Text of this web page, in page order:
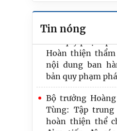
chứng bằng 2
nghiệm
Tin nóng
Hồ sơ dự án
bản quy phạm
Hoàn thiện thẩm
nội dung ban
bản quy phạm
Bộ trưởng Hoàng
Tùng: Tập trung
hoàn thiện thể
đảm tiến độ
luật